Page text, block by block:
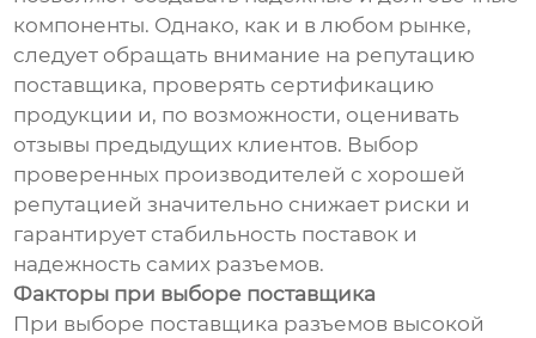
компоненты. Однако, как и в любом рынке,
следует обращать внимание на репутацию
поставщика, проверять сертификацию
продукции и, по возможности, оценивать
отзывы предыдущих клиентов. Выбор
проверенных производителей с хорошей
репутацией значительно снижает риски и
гарантирует стабильность поставок и
надежность самих разъемов.
Факторы при выборе поставщика
При выборе поставщика разъемов высокой